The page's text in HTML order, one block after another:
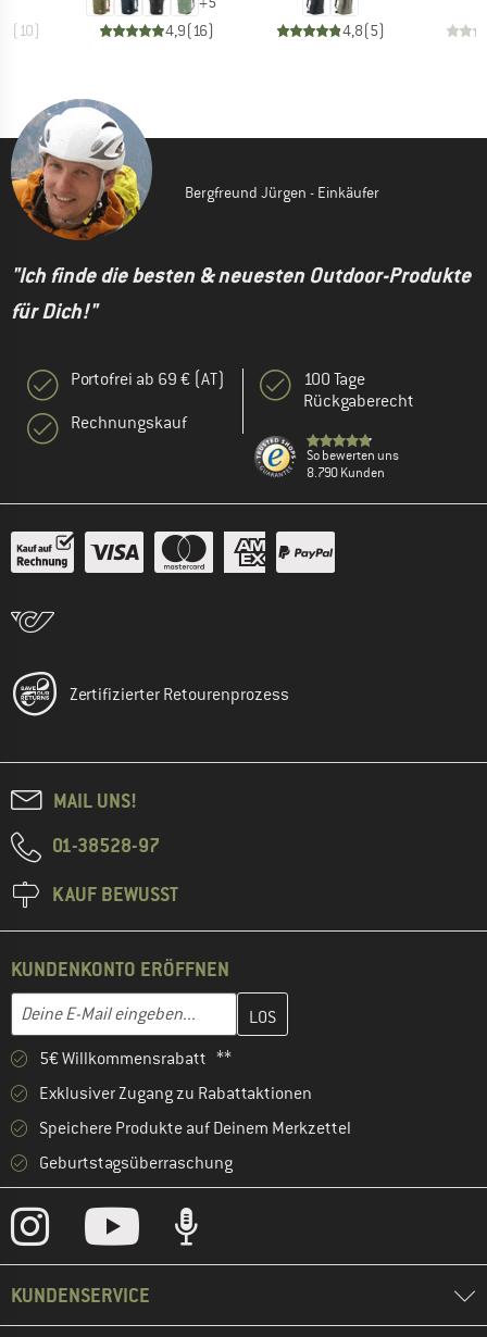
(10)
4,9(16) 4,8(5)
Bergfreund Jürgen - Einkäufer
"Ich finde die besten & neuesten Outdoor-Produkte
für Dich!"
Portofrei ab 69 € (AT)
Rechnungskauf
100 Tage
Rückgaberecht
So bewerten uns
8.790 Kunden
Zertifizierter Retourenprozess
MAIL UNS!
01-38528-97
KAUF BEWUSST
KUNDENKONTO ERÖFFNEN
E-Mail-Adresse
Gib hier deine E-Mail-Adresse ein und erstelle im nächsten
5€ Willkommensrabatt **
Exklusiver Zugang zu Rabattaktionen
Speichere Produkte auf Deinem Merkzettel
Geburtstagsüberraschung
KUNDENSERVICE